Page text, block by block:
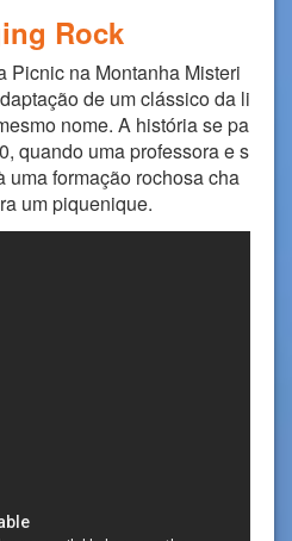
Rock
Picnic na Montanha Misteri
de um clássico da li
nome. A história se pa
quando uma professora e s
uma formação rochosa cha
um piquenique.